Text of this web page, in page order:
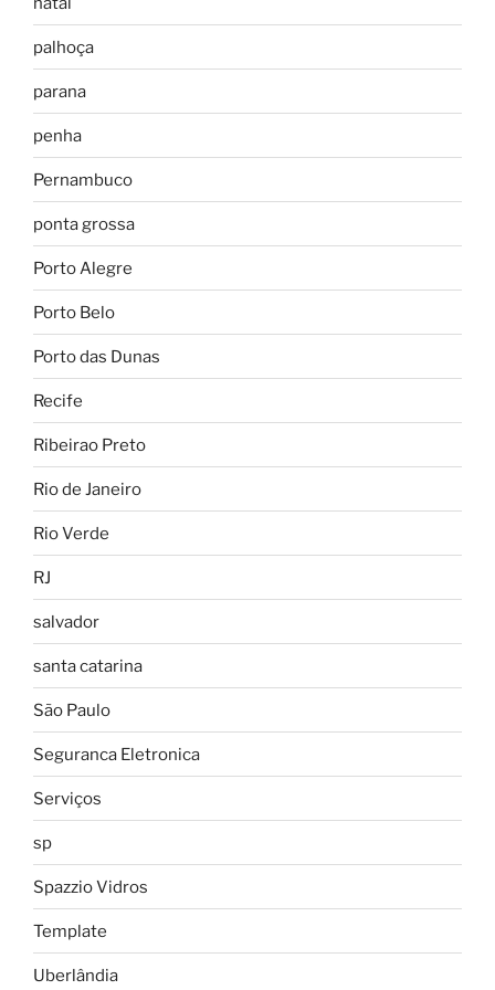
palhoça
parana
penha
Pernambuco
ponta grossa
Porto Alegre
Porto Belo
Porto das Dunas
Recife
Ribeirao Preto
Rio de Janeiro
Rio Verde
RJ
salvador
santa catarina
São Paulo
Seguranca Eletronica
Serviços
sp
Spazzio Vidros
Template
Uberlândia